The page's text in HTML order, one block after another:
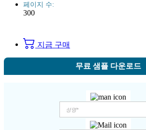
페이지 수:
300
지금 구매
무료 샘플 다운로드